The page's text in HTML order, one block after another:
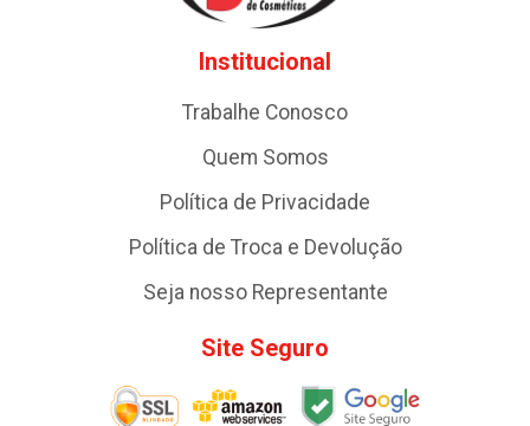
Institucional
Trabalhe Conosco
Quem Somos
Política de Privacidade
Política de Troca e Devolução
Seja nosso Representante
Site Seguro